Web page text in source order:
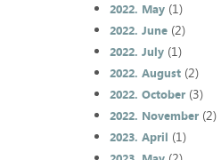
2022. May(1)
2022. June(2)
2022. July(1)
2022. August(2)
2022. October(3)
2022. November(2)
2023. April (1)